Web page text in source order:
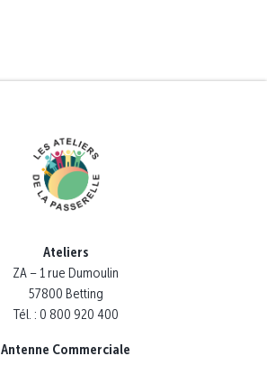
Ateliers
ZA – 1 rue Dumoulin
57800 Betting
Tél. : 0 800 920 400
Antenne Commerciale